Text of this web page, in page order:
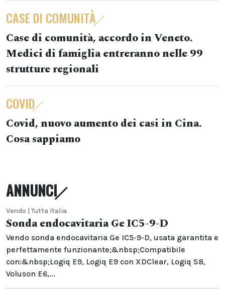
CASE DI COMUNITÀ
Case di comunità, accordo in Veneto.
Medici di famiglia entreranno nelle 99
strutture regionali
COVID
Covid, nuovo aumento dei casi in Cina.
Cosa sappiamo
ANNUNCI
Vendo | Tutta Italia
Sonda endocavitaria Ge IC5-9-D
Vendo sonda endocavitaria Ge IC5-9-D, usata garantita e
perfettamente funzionante;&nbsp;Compatibile
con:&nbsp;Logiq E9, Logiq E9 con XDClear, Logiq S8,
Voluson E6,...